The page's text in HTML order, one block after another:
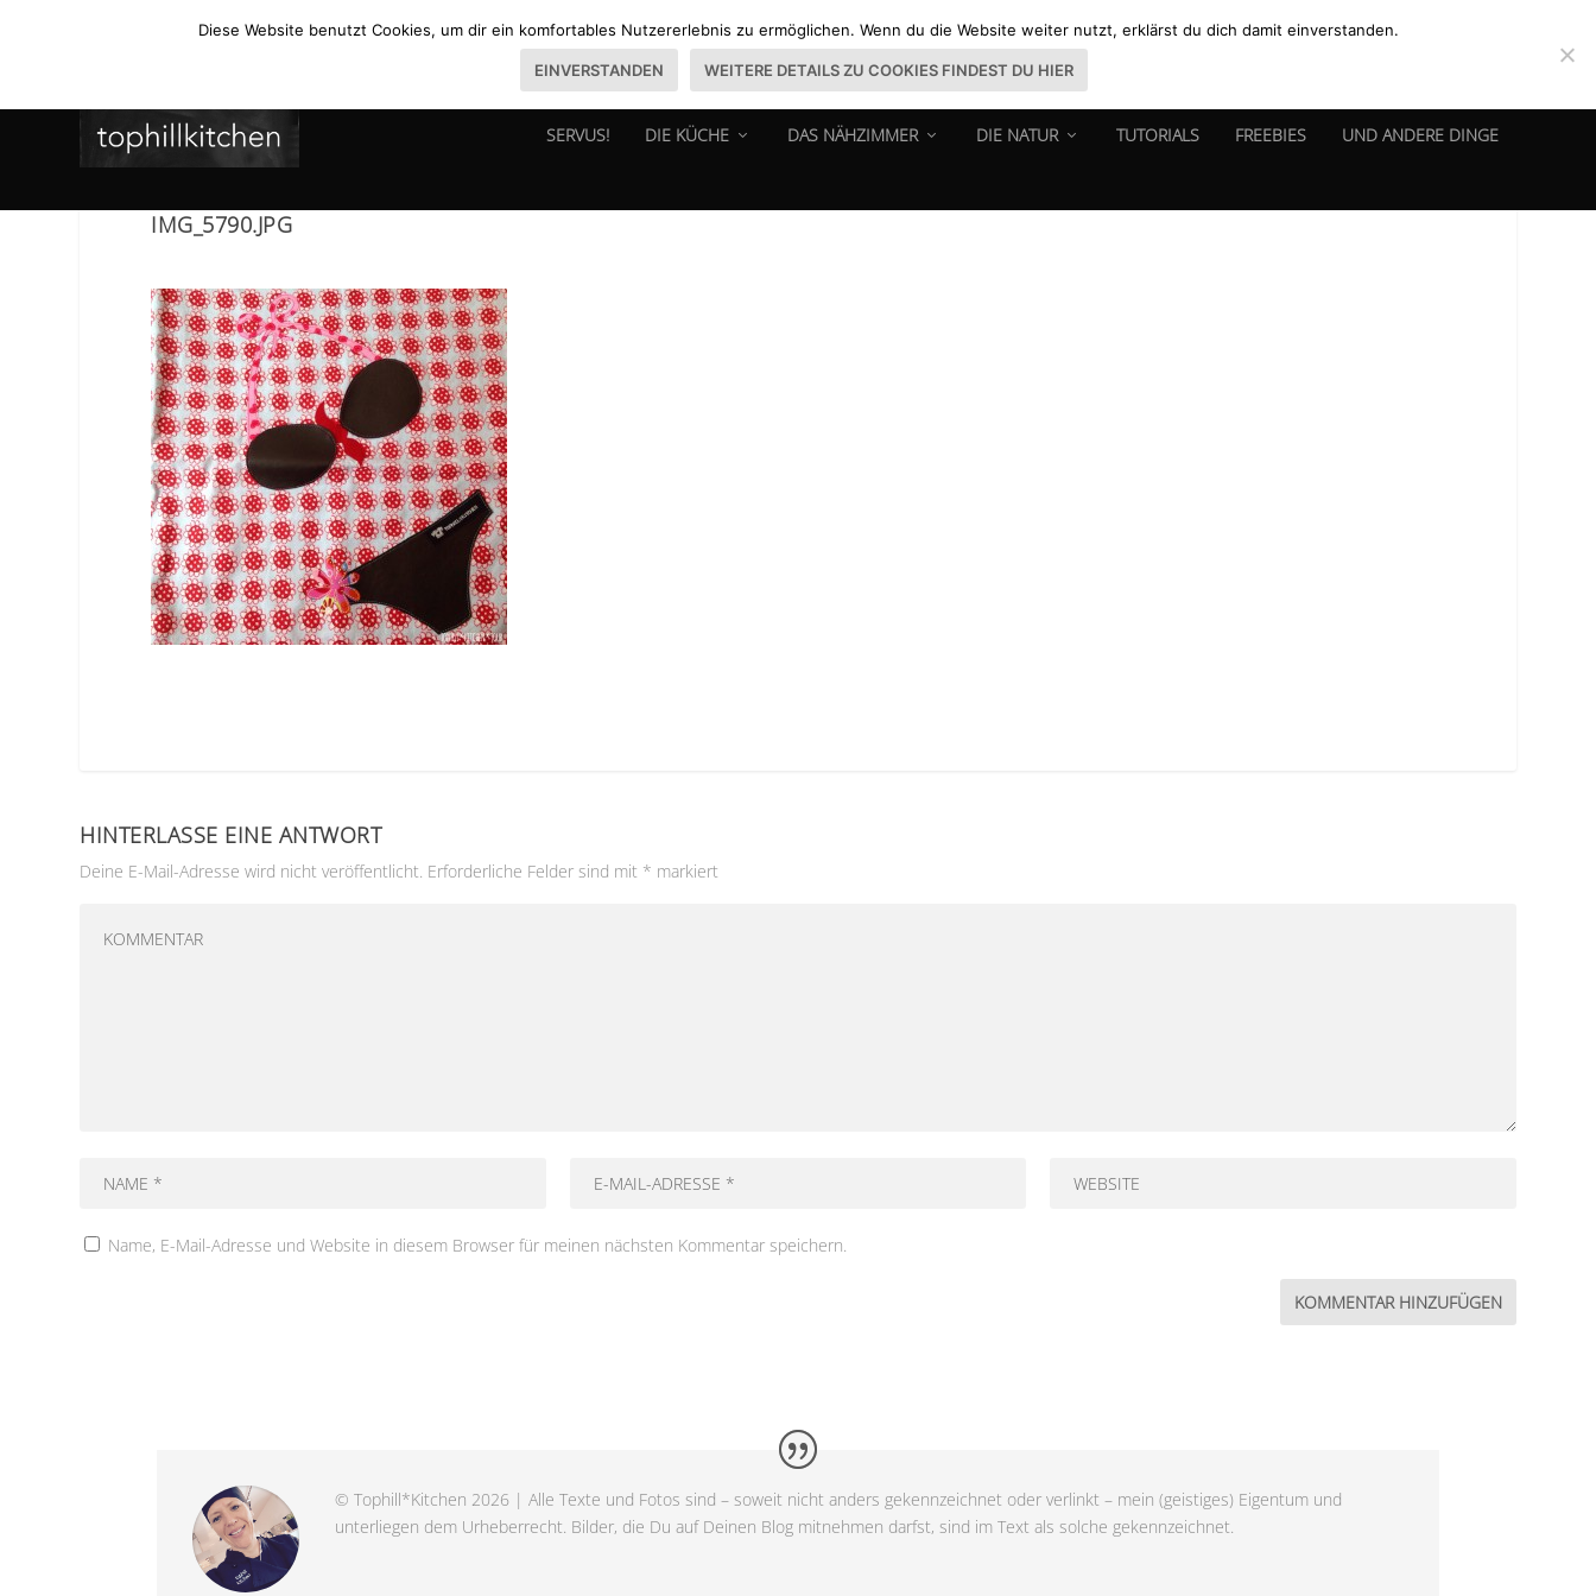
SERVUS! DIE KÜCHE DAS NÄHZIMMER DIE NATUR TUTORIALS FREEBIES UND ANDERE DINGE
IMG_5790.JPG
HINTERLASSE EINE ANTWORT
Deine E-Mail-Adresse wird nicht veröffentlicht. Erforderliche Felder sind mit * markiert
Name, E-Mail-Adresse und Website in diesem Browser für meinen nächsten Kommentar speichern.
© Tophill*Kitchen 2026 | Alle Texte und Fotos sind – soweit nicht anders gekennzeichnet oder verlinkt – mein (geistiges) Eigentum und
unterliegen dem Urheberrecht. Bilder, die Du auf Deinen Blog mitnehmen darfst, sind im Text als solche gekennzeichnet.
Diese Website benutzt Cookies, um dir ein komfortables Nutzererlebnis zu ermöglichen. Wenn du die Website weiter nutzt, erklärst du dich damit einverstanden.
EINVERSTANDEN WEITERE DETAILS ZU COOKIES FINDEST DU HIER